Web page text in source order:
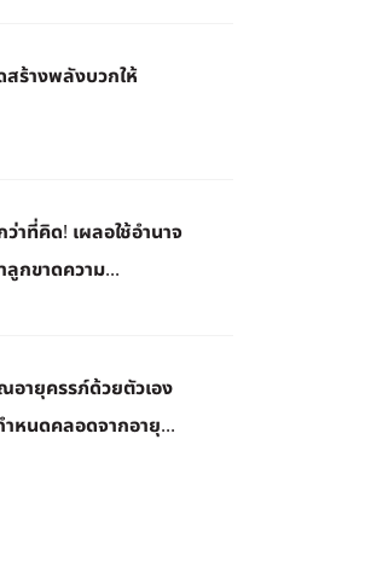
สร้างพลังบวกให้
ว่าที่คิด! เผลอใช้อำนาจ
กขาดความ...
อายุครรภ์ด้วยตัวเอง
หนดคลอดจากอายุ...